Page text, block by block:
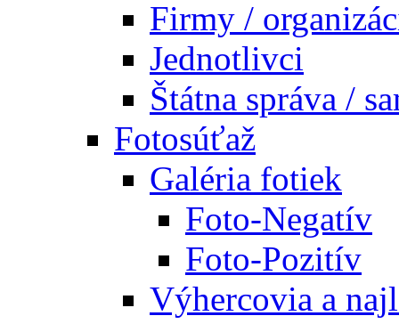
Firmy /
Jednotlivci
Štátna správa /
Fotosúťaž
Galéria fotiek
Foto-Negatív
Foto-Pozitív
Výhercovia a